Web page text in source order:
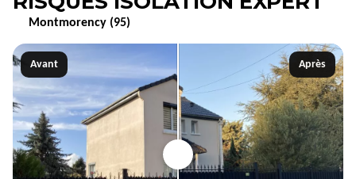
Montmorency (95)
Avant Après